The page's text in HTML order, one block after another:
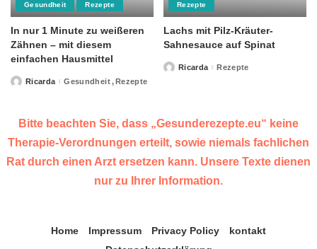
Gesundheit Rezepte
In nur 1 Minute zu weißeren
Zähnen – mit diesem
einfachen Hausmittel
PostedRicarda Gesundheit Rezepte
Rezepte
Lachs mit Pilz-Kräuter-
Sahnesauce auf Spinat
PostedRicarda Rezepte
Bitte beachten Sie, dass „Gesunderezepte.eu“ keine
Therapie-Verordnungen erteilt, sowie niemals fachlichen
Rat durch einen Arzt ersetzen kann. Unsere Texte dienen
nur zu Ihrer Information.
Home Impressum Privacy Policy
kontakt